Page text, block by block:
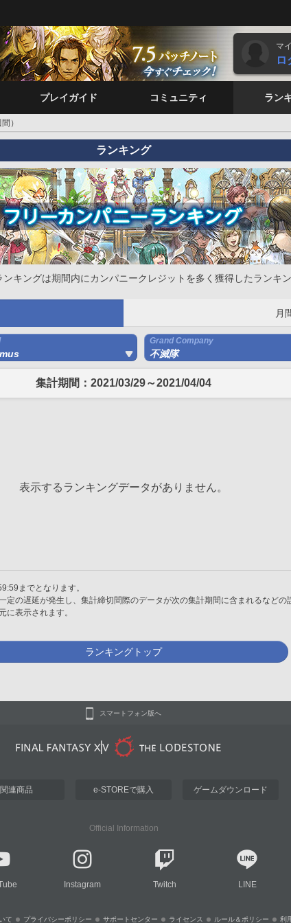
マ
ロ
プレイガイド コミュニティ ラン
）
ランキング
キングは期間内にカンパニークレジットを多く獲得したランキン
月
Grand Company
不滅隊
集計期間：2021/03/29～2021/04/04
表示するランキングデータがありません。
までとなります。
の遅延が発生し、集計締切間際のデータが次の集計期間に含まれるなどの
表示されます。
ランキングトップ
スマートフォン版へ
関連商品 e-STOREで購入 ゲームダウンロード
Official Information
Instagram Twitch LINE
て プライバシーポリシー サポートセンター ライセンス ルール＆ポリシー 利